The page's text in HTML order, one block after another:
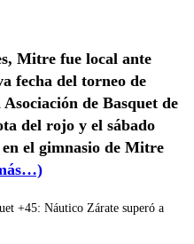
Mitre fue local ante
fecha del torneo de
de Basquet de
del rojo y el sábado
el gimnasio de Mitre
+45: Náutico Zárate superó a